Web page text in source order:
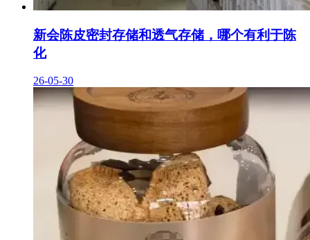
新会陈皮密封存储和透气存储，哪个有利于陈
化
26-05-30